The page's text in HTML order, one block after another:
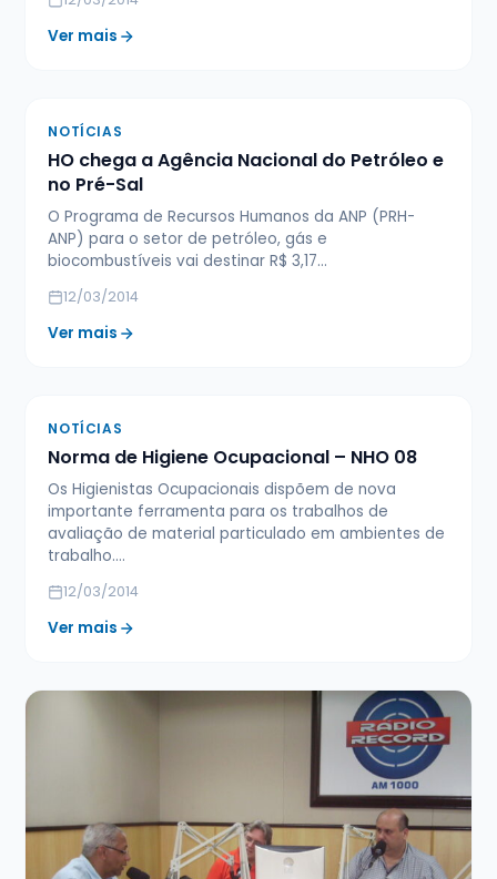
Ver mais
NOTÍCIAS
HO chega a Agência Nacional do Petróleo e
no Pré-Sal
O Programa de Recursos Humanos da ANP (PRH-
ANP) para o setor de petróleo, gás e
biocombustíveis vai destinar R$ 3,17…
12/03/2014
Ver mais
NOTÍCIAS
Norma de Higiene Ocupacional – NHO 08
Os Higienistas Ocupacionais dispõem de nova
importante ferramenta para os trabalhos de
avaliação de material particulado em ambientes de
trabalho.…
12/03/2014
Ver mais